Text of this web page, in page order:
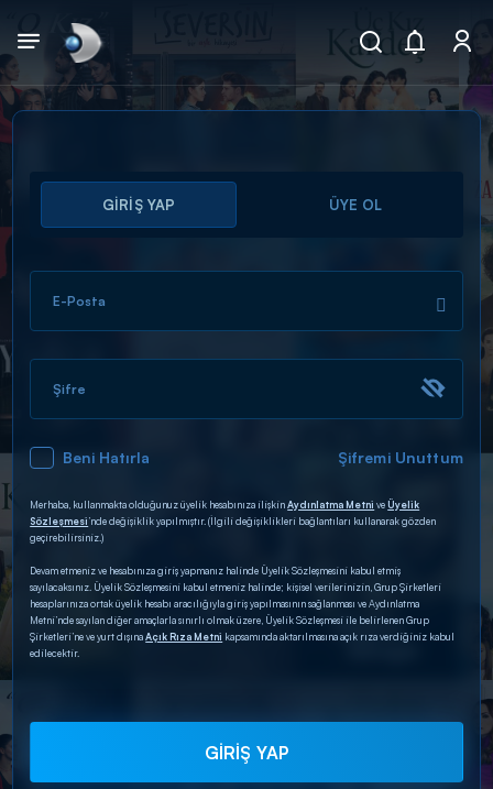
Arama
ARAMA SONUÇLARI
DİĞER SONUÇLAR
GİRİŞ YAP ÜYE OL
E-Posta
Şifre
Beni Hatırla Şifremi Unuttum
Merhaba, kullanmakta olduğunuz üyelik hesabınıza ilişkinAydınlatma Metni veÜyelik
Sözleşmesi’nde değişiklik yapılmıştır. (İlgili değişiklikleri bağlantıları kullanarak gözden
geçirebilirsiniz.)
Devam etmeniz ve hesabınıza giriş yapmanız halinde Üyelik Sözleşmesini kabul etmiş
sayılacaksınız. Üyelik Sözleşmesini kabul etmeniz halinde; kişisel verilerinizin, Grup Şirketleri
hesaplarınıza ortak üyelik hesabı aracılığıyla giriş yapılmasının sağlanması ve Aydınlatma
Metni’nde sayılan diğer amaçlarla sınırlı olmak üzere, Üyelik Sözleşmesi ile belirlenen Grup
Şirketleri’ne ve yurt dışınaAçık Rıza Metni kapsamında aktarılmasına açık rıza verdiğiniz kabul
edilecektir.
GİRİŞ YAP